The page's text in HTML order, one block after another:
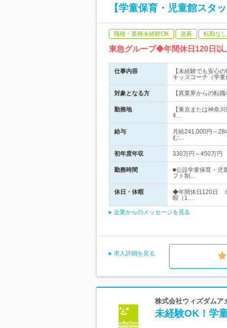
【学童保育・児童館スタ
職種・業種未経験OK 急募 転勤なし
東急グループ◆年間休日120日
仕事内容
【未経験でも安心
キッズコーチ（学
対象となる方 【異業界からの転
勤務地
【東京または神奈
4…
給与
月給241,000円～
む…
初年度年収 330万円～450万円
勤務時間
■公設学童保育・児
フト制…
休日・休暇
◆年間休日120日 ※
暇（1…
企業からのメッセージを見る
求人詳細を見る
株式会社ウィズダムア
未経験OK！学